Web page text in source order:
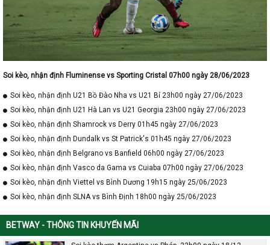
Soi kèo, nhận định Fluminense vs Sporting Cristal 07h00 ngày 28/06/2023
Soi kèo, nhận định U21 Bồ Đào Nha vs U21 Bỉ 23h00 ngày 27/06/2023
Soi kèo, nhận định U21 Hà Lan vs U21 Georgia 23h00 ngày 27/06/2023
Soi kèo, nhận định Shamrock vs Derry 01h45 ngày 27/06/2023
Soi kèo, nhận định Dundalk vs St Patrick's 01h45 ngày 27/06/2023
Soi kèo, nhận định Belgrano vs Banfield 06h00 ngày 27/06/2023
Soi kèo, nhận định Vasco da Gama vs Cuiaba 07h00 ngày 27/06/2023
Soi kèo, nhận định Viettel vs Bình Dương 19h15 ngày 25/06/2023
Soi kèo, nhận định SLNA vs Bình Định 18h00 ngày 25/06/2023
BETWAY - THÔNG TIN KHUYẾN MÃI